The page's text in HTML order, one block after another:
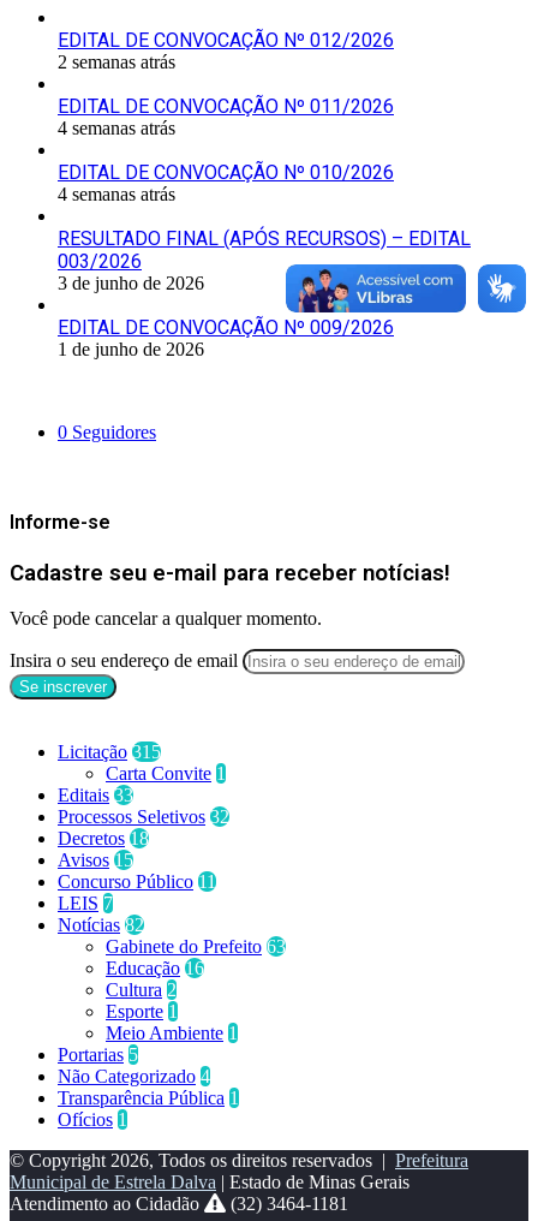
EDITAL DE CONVOCAÇÃO Nº 012/2026
2 semanas atrás
EDITAL DE CONVOCAÇÃO Nº 011/2026
4 semanas atrás
EDITAL DE CONVOCAÇÃO Nº 010/2026
4 semanas atrás
RESULTADO FINAL (APÓS RECURSOS) – EDITAL
003/2026
3 de junho de 2026
EDITAL DE CONVOCAÇÃO Nº 009/2026
1 de junho de 2026
0 Seguidores
Informe-se
Cadastre seu e-mail para receber notícias!
Você pode cancelar a qualquer momento.
Insira o seu endereço de email
Licitação 315
Carta Convite 1
Editais 33
Processos Seletivos 32
Decretos 18
Avisos 15
Concurso Público 11
LEIS 7
Notícias 82
Gabinete do Prefeito 63
Educação 16
Cultura 2
Esporte 1
Meio Ambiente 1
Portarias 5
Não Categorizado 4
Transparência Pública 1
Ofícios 1
© Copyright 2026, Todos os direitos reservados | Prefeitura
Municipal de Estrela Dalva | Estado de Minas Gerais
Atendimento ao Cidadão
(32) 3464-1181